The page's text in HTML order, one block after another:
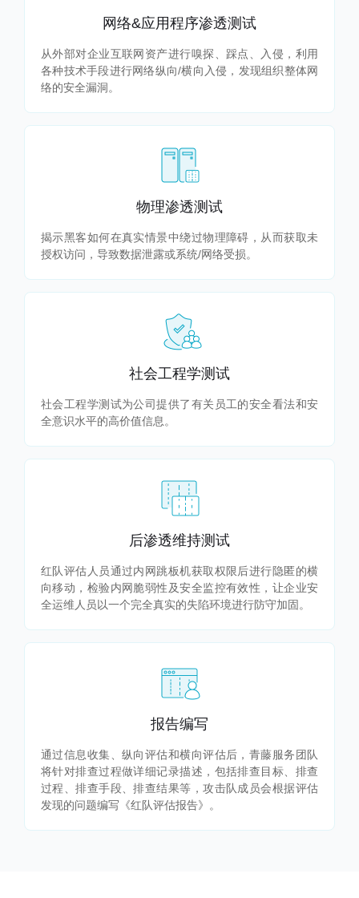
网络&应用程序渗透测试
从外部对企业互联网资产进行嗅探、踩点、入侵，利用
各种技术手段进行网络纵向/横向入侵，发现组织整体网
络的安全漏洞。
物理渗透测试
揭示黑客如何在真实情景中绕过物理障碍，从而获取未
授权访问，导致数据泄露或系统/网络受损。
社会工程学测试
社会工程学测试为公司提供了有关员工的安全看法和安
全意识水平的高价值信息。
后渗透维持测试
红队评估人员通过内网跳板机获取权限后进行隐匿的横
向移动，检验内网脆弱性及安全监控有效性，让企业安
全运维人员以一个完全真实的失陷环境进行防守加固。
报告编写
通过信息收集、纵向评估和横向评估后，青藤服务团队
将针对排查过程做详细记录描述，包括排查目标、排查
过程、排查手段、排查结果等，攻击队成员会根据评估
发现的问题编写《红队评估报告》。